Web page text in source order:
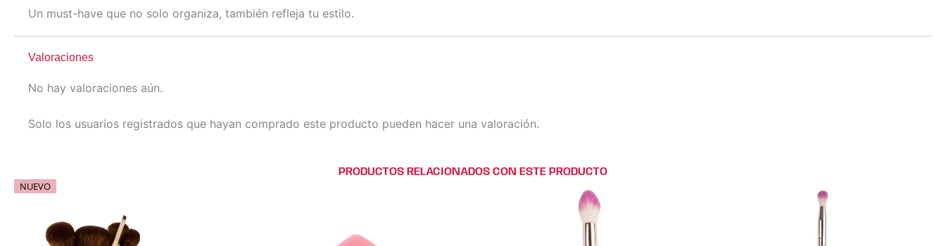
Un must-have que no solo organiza, también refleja tu estilo.
Valoraciones
No hay valoraciones aún.
Solo los usuarios registrados que hayan comprado este producto pueden hacer una valoración.
PRODUCTOS RELACIONADOS CON ESTE PRODUCTO
NUEVO
tiene
múltiples
múltiples
múltiples